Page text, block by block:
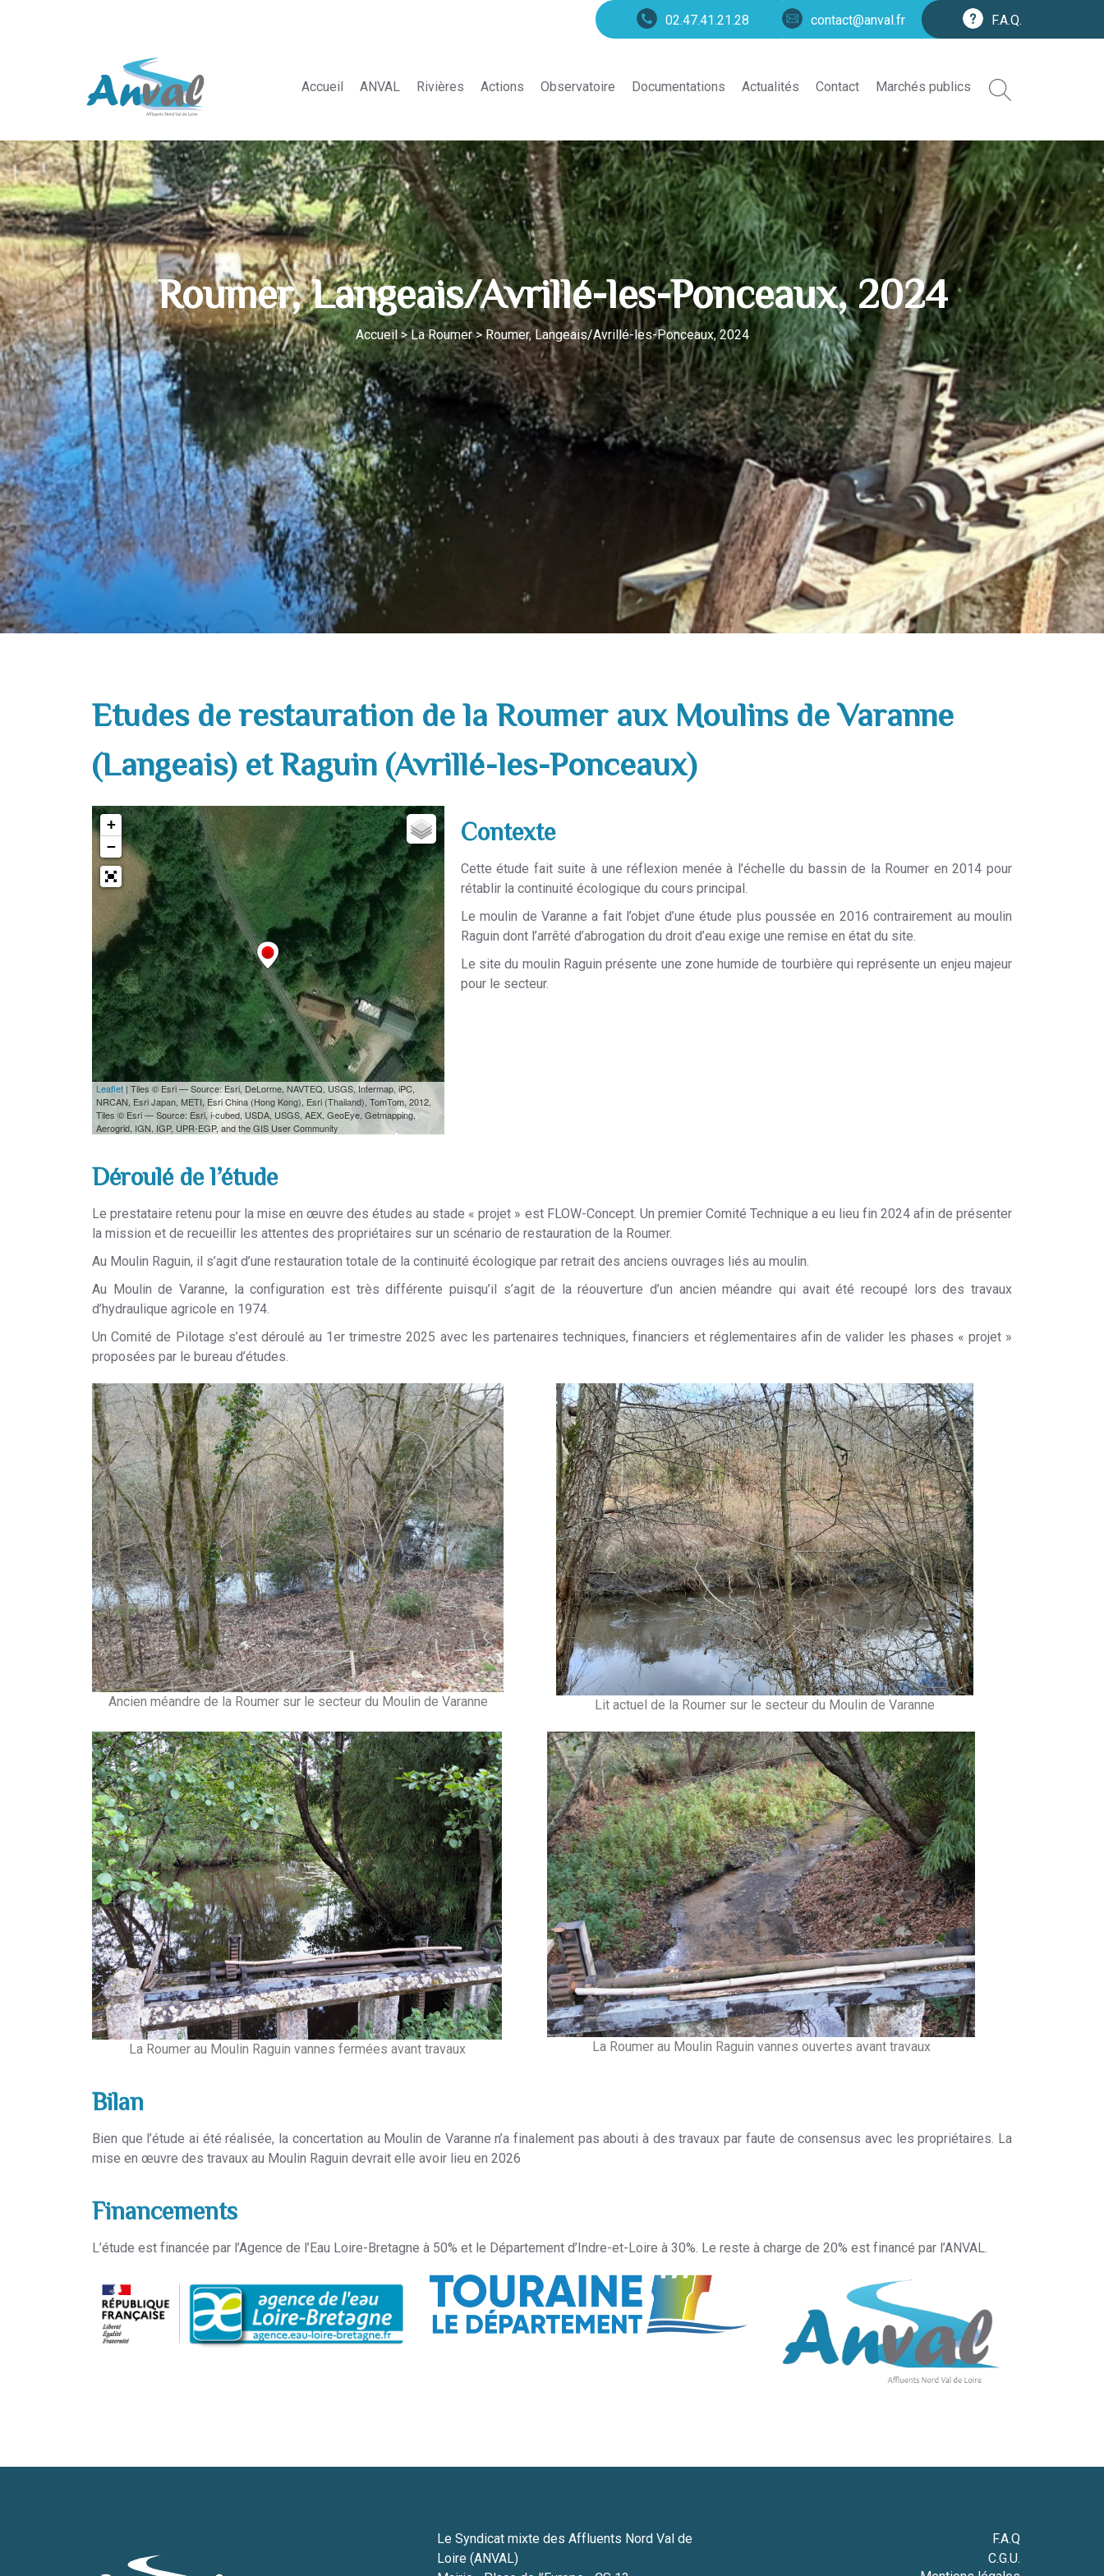
Aller en bas de page
02.47.41.21.28 contact@anval.fr F.A.Q.
Accueil ANVAL Rivières Actions Observatoire Documentations Actualités Contact Marchés publics
Roumer, Langeais/Avrillé-les-Ponceaux, 2024
Accueil>La Roumer>Roumer, Langeais/Avrillé-les-Ponceaux, 2024
Etudes de restauration de la Roumer aux Moulins de Varanne
(Langeais) et Raguin (Avrillé-les-Ponceaux)
Contexte
Cette étude fait suite à une réflexion menée à l’échelle du bassin de la Roumer en 2014 pour
rétablir la continuité écologique du cours principal.
Le moulin de Varanne a fait l’objet d’une étude plus poussée en 2016 contrairement au moulin
Raguin dont l’arrêté d’abrogation du droit d’eau exige une remise en état du site.
Le site du moulin Raguin présente une zone humide de tourbière qui représente un enjeu majeur
pour le secteur.
Déroulé de l’étude
Le prestataire retenu pour la mise en œuvre des études au stade « projet » est FLOW-Concept. Un premier Comité Technique a eu lieu fin 2024 afin de présenter
la mission et de recueillir les attentes des propriétaires sur un scénario de restauration de la Roumer.
Au Moulin Raguin, il s’agit d’une restauration totale de la continuité écologique par retrait des anciens ouvrages liés au moulin.
Au Moulin de Varanne, la configuration est très différente puisqu’il s’agit de la réouverture d’un ancien méandre qui avait été recoupé lors des travaux
d’hydraulique agricole en 1974.
Un Comité de Pilotage s’est déroulé au 1er trimestre 2025 avec les partenaires techniques, financiers et réglementaires afin de valider les phases « projet »
proposées par le bureau d’études.
Ancien méandre de la Roumer sur le secteur du Moulin de Varanne Lit actuel de la Roumer sur le secteur du Moulin de Varanne
La Roumer au Moulin Raguin vannes fermées avant travaux La Roumer au Moulin Raguin vannes ouvertes avant travaux
Bilan
Bien que l’étude ai été réalisée, la concertation au Moulin de Varanne n’a finalement pas abouti à des travaux par faute de consensus avec les propriétaires. La
mise en œuvre des travaux au Moulin Raguin devrait elle avoir lieu en 2026
Financements
L’étude est financée par l’Agence de l’Eau Loire-Bretagne à 50% et le Département d’Indre-et-Loire à 30%. Le reste à charge de 20% est financé par l’ANVAL.
Le Syndicat mixte des Affluents Nord Val de
Loire (ANVAL)
F.A.Q
C.G.U.